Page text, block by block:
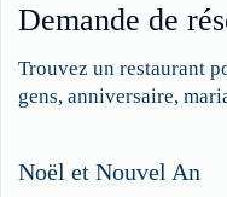
Demande de
Trouvez un restaurant
gens, anniversaire,
Noël et Nouvel An